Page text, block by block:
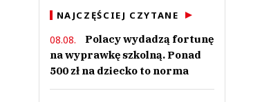
NAJCZĘŚCIEJ CZYTANE
08.08.
Polacy wydadzą fortunę
na wyprawkę szkolną. Ponad
500 zł na dziecko to norma